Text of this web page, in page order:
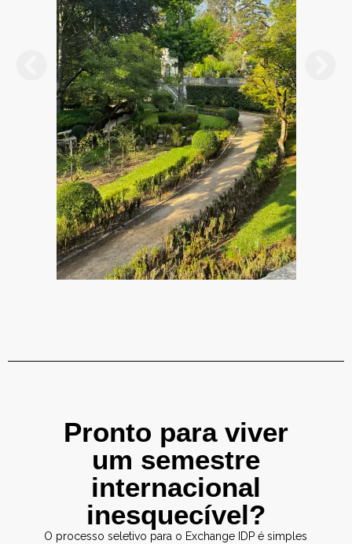
Pronto para viver
um semestre
internacional
inesquecível?
O processo seletivo para o Exchange IDP é simples